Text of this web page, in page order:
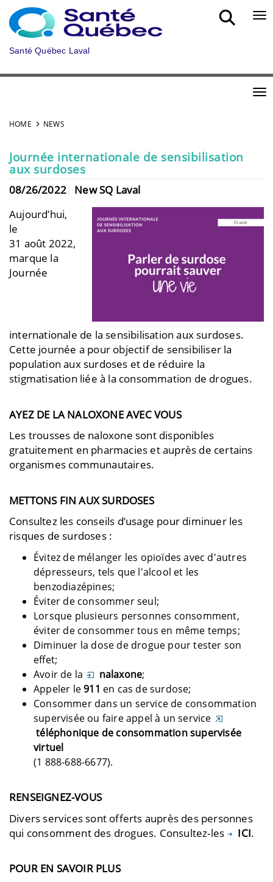
Skip to main content
Santé Québec Laval
HOME NEWS
Journée internationale de sensibilisation
aux surdoses
08/26/2022
New SQ Laval
Aujourd’hui,
le
31 août 2022,
marque la
Journée
internationale de la sensibilisation aux surdoses.
Cette journée a pour objectif de sensibiliser la
population aux surdoses et de réduire la
stigmatisation liée à la consommation de drogues.
AYEZ DE LA NALOXONE AVEC VOUS
Les trousses de naloxone sont disponibles
gratuitement en pharmacies et auprès de certains
organismes communautaires.
METTONS FIN AUX SURDOSES
Consultez les conseils d’usage pour diminuer les
risques de surdoses :
Évitez de mélanger les opioïdes avec d'autres
dépresseurs, tels que l'alcool et les
benzodiazépines;
Éviter de consommer seul;
Lorsque plusieurs personnes consomment,
éviter de consommer tous en même temps;
Diminuer la dose de drogue pour tester son
effet;
Avoir de la
nalaxone;
Appeler le911 en cas de surdose;
Consommer dans un service de consommation
supervisée ou faire appel à un service
téléphonique de consommation supervisée
virtuel
(1 888-688-6677).
RENSEIGNEZ-VOUS
Divers services sont offerts auprès des personnes
qui consomment des drogues. Consultez-les
ICI.
POUR EN SAVOIR PLUS